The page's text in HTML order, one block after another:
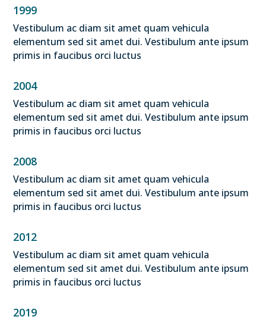
1999
Vestibulum ac diam sit amet quam vehicula
elementum sed sit amet dui. Vestibulum ante ipsum
primis in faucibus orci luctus
2004
Vestibulum ac diam sit amet quam vehicula
elementum sed sit amet dui. Vestibulum ante ipsum
primis in faucibus orci luctus
2008
Vestibulum ac diam sit amet quam vehicula
elementum sed sit amet dui. Vestibulum ante ipsum
primis in faucibus orci luctus
2012
Vestibulum ac diam sit amet quam vehicula
elementum sed sit amet dui. Vestibulum ante ipsum
primis in faucibus orci luctus
2019